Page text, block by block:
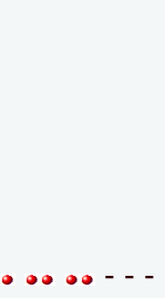
- - -